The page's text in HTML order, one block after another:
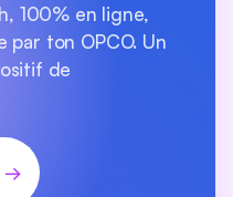
100% en ligne,
par ton OPCO. Un
de
→